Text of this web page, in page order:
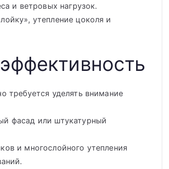
и ветровых нагрузок.
утепление цоколя и
требуется уделять внимание
фасад или штукатурный
и многослойного утепления